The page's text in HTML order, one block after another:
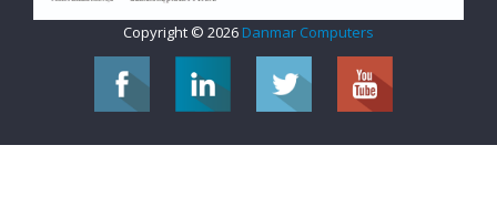
Copyright © 2026 Danmar Computers